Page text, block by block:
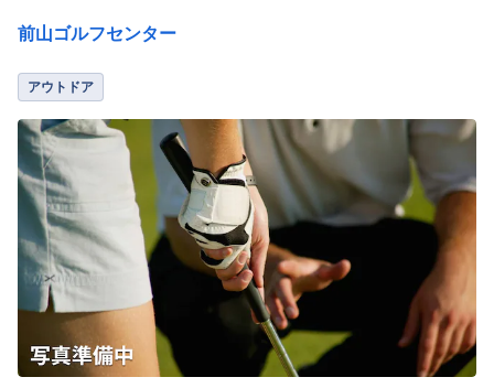
前山ゴルフセンター
アウトドア